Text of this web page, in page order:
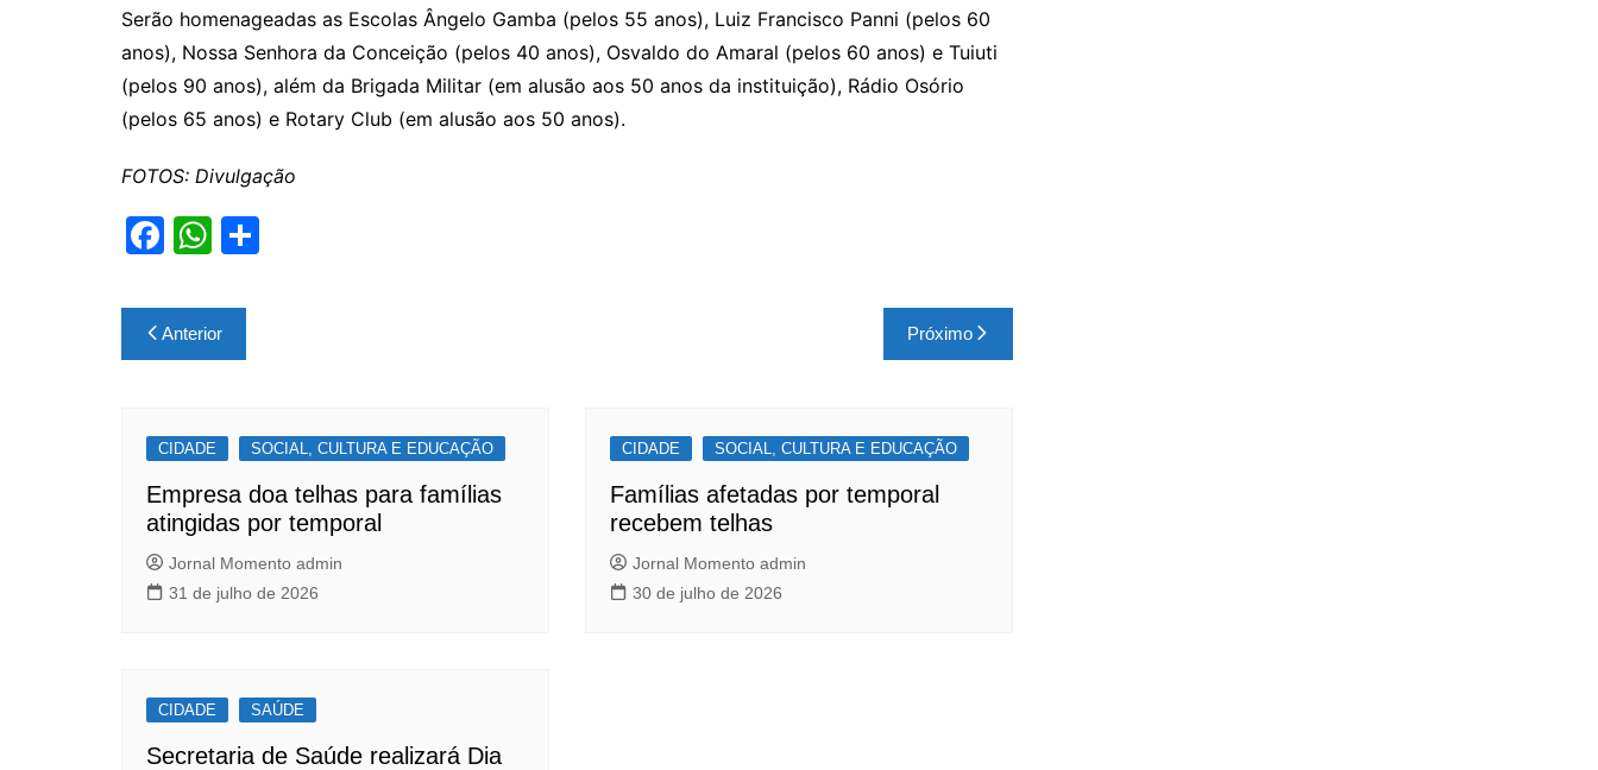
Serão homenageadas as Escolas Ângelo Gamba (pelos 55 anos), Luiz Francisco Panni (pelos 60
anos), Nossa Senhora da Conceição (pelos 40 anos), Osvaldo do Amaral (pelos 60 anos) e Tuiuti
(pelos 90 anos), além da Brigada Militar (em alusão aos 50 anos da instituição), Rádio Osório
(pelos 65 anos) e Rotary Club (em alusão aos 50 anos).
FOTOS: Divulgação
F
c
e
o
o
k
W
at
s
p
p
Navegação
de
Anterior Próximo
CIDADE SOCIAL, CULTURA E EDUCAÇÃO
Empresa doa telhas para famílias
atingidas por temporal
Jornal Momento admin
31 de julho de 2026
CIDADE SOCIAL, CULTURA E EDUCAÇÃO
Famílias afetadas por temporal
recebem telhas
Jornal Momento admin
30 de julho de 2026
CIDADE SAÚDE
Secretaria de Saúde realizará Dia